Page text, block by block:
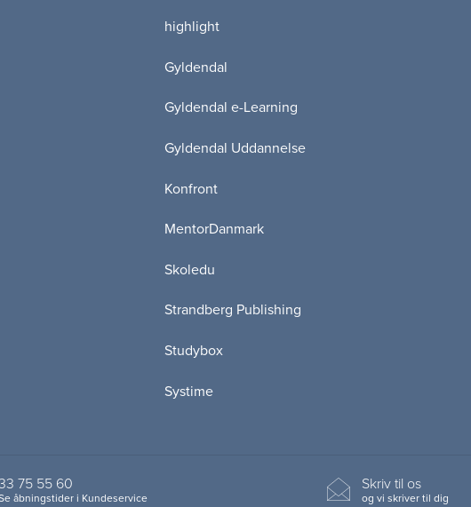
highlight
Gyldendal
Gyldendal e-Learning
Gyldendal Uddannelse
Konfront
MentorDanmark
Skoledu
Strandberg Publishing
Studybox
Systime
75 55 60
åbningstider i Kundeservice
Skriv til os
og vi skriver til dig